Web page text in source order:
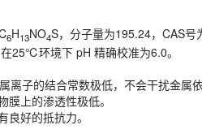
离子的结合常数极低，不会干扰金属
膜上的渗透性极低。
良好的抵抗力。
用时请根据实验稀释至目标工作浓度
6H13NO4S，分子量为195.24，CAS
25℃环境下 pH 精确校准为6.0。
离子的结合常数极低，不会干扰金属
膜上的渗透性极低。
良好的抵抗力。